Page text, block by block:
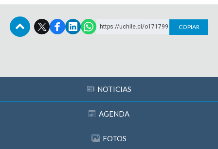
FUNCIONARIOS EGRESADOS
https://uchile.cl/o171799 COPIAR
NOTICIAS
AGENDA
FOTOS